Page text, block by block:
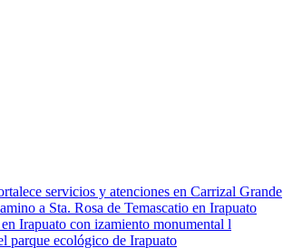
servicios y atenciones en Carrizal Grande
a Sta. Rosa de Temascatio en Irapuato
Irapuato con izamiento monumental l
parque ecológico de Irapuato